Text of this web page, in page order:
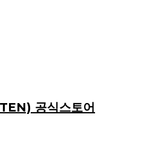
공식스토어